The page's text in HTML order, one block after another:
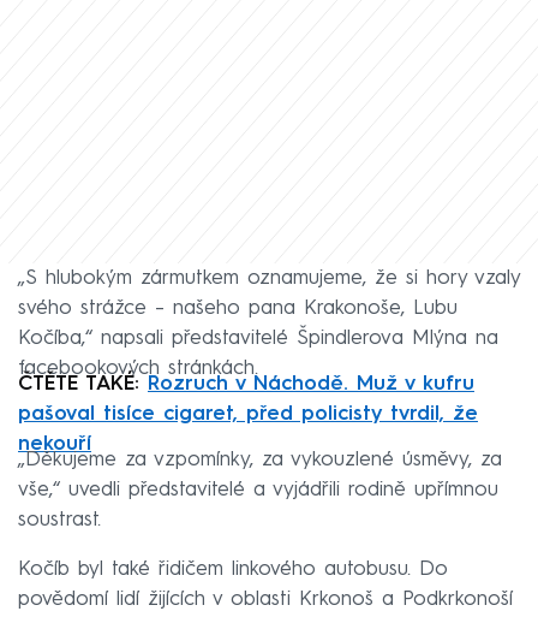
„S hlubokým zármutkem oznamujeme, že si hory vzaly
svého strážce – našeho pana Krakonoše, Lubu
Kočíba,“ napsali představitelé Špindlerova Mlýna na
facebookových stránkách.
ČTĚTE TAKÉ: Rozruch v Náchodě. Muž v kufru
pašoval tisíce cigaret, před policisty tvrdil, že
nekouří
„Děkujeme za vzpomínky, za vykouzlené úsměvy, za
vše,“ uvedli představitelé a vyjádřili rodině upřímnou
soustrast.
Kočíb byl také řidičem linkového autobusu. Do
povědomí lidí žijících v oblasti Krkonoš a Podkrkonoší